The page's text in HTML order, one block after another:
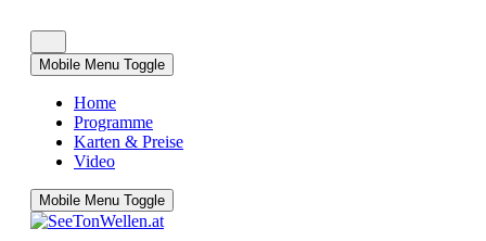
Mobile Menu Toggle
Home
Programme
Karten & Preise
Video
Mobile Menu Toggle